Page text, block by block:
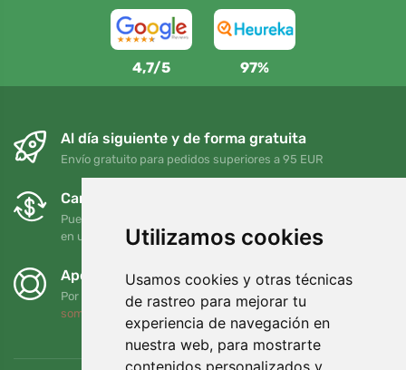
Utilizamos cookies
Usamos cookies y otras técnicas
de rastreo para mejorar tu
experiencia de navegación en
nuestra web, para mostrarte
contenidos personalizados y
4,7/5 97%
Al día siguiente y de forma gratuita
Envío gratuito para pedidos superiores a 95 EUR
Cambios y devoluciones gratuitos
Puede devolver o cambiar su pedido en cualquier momento
en un plazo de 90 días
Apoyamos a Trees.org
Por cada pedido plantamos un árbol. Leer más
somos